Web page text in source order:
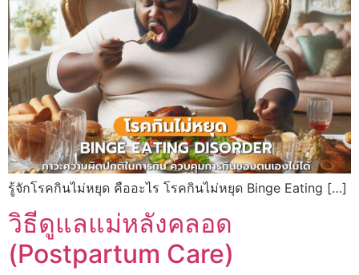
รู้จักโรคกินไม่หยุด คืออะไร โรคกินไม่หยุด Binge Eating […]
วิธีดูแลแม่หลังคลอด
(Postpartum Care)